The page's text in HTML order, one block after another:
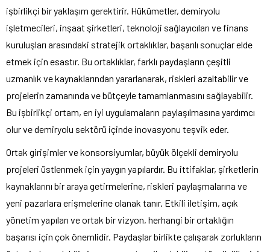
işbirlikçi bir yaklaşım gerektirir. Hükümetler, demiryolu
işletmecileri, inşaat şirketleri, teknoloji sağlayıcıları ve finans
kuruluşları arasındaki stratejik ortaklıklar, başarılı sonuçlar elde
etmek için esastır. Bu ortaklıklar, farklı paydaşların çeşitli
uzmanlık ve kaynaklarından yararlanarak, riskleri azaltabilir ve
projelerin zamanında ve bütçeyle tamamlanmasını sağlayabilir.
Bu işbirlikçi ortam, en iyi uygulamaların paylaşılmasına yardımcı
olur ve demiryolu sektörü içinde inovasyonu teşvik eder.
Ortak girişimler ve konsorsiyumlar, büyük ölçekli demiryolu
projeleri üstlenmek için yaygın yapılardır. Bu ittifaklar, şirketlerin
kaynaklarını bir araya getirmelerine, riskleri paylaşmalarına ve
yeni pazarlara erişmelerine olanak tanır. Etkili iletişim, açık
yönetim yapıları ve ortak bir vizyon, herhangi bir ortaklığın
başarısı için çok önemlidir. Paydaşlar birlikte çalışarak zorlukların